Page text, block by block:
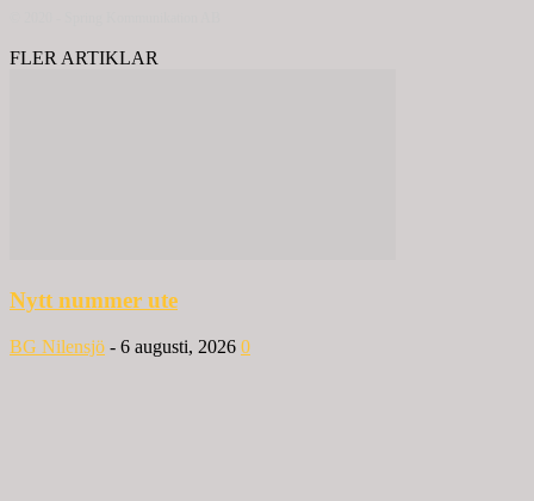
FLER ARTIKLAR
Nytt nummer ute
BG Nilensjö - 6 augusti, 2026 0